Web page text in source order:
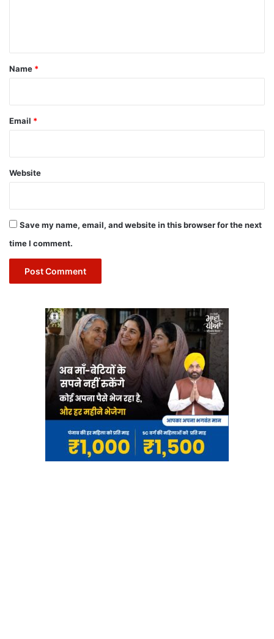
*
Name *
Email *
Website
Save my name, email, and website in this browser for the next
time I comment.